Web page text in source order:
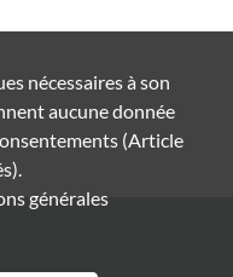
nécessaires à son
aucune donnée
(Article
générales